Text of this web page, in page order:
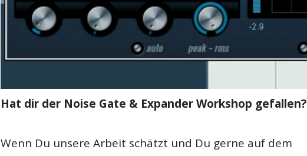
Hat dir der Noise Gate & Expander Workshop gefallen?
Wenn Du unsere Arbeit schätzt und Du gerne auf dem